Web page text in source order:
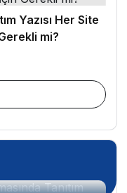
Yazısı Her Site
mi?